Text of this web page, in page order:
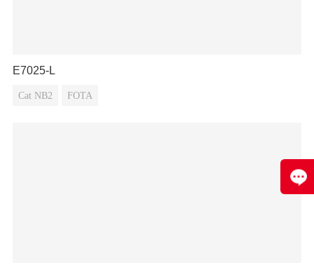
E7025-L
Cat NB2 FOTA